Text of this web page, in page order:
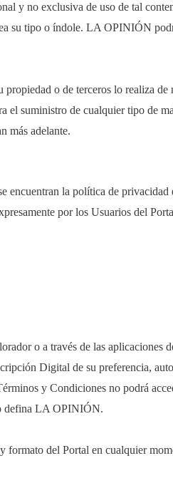
y no exclusiva de uso de tal
su tipo o índole. LA OPINIÓN
o de terceros lo realiza
suministro de cualquier tipo de
más adelante.
encuentran la política de
por los Usuarios del
o a través de las
Digital de su preferencia,
y Condiciones no podrá
defina LA OPINIÓN.
del Portal en cualquier